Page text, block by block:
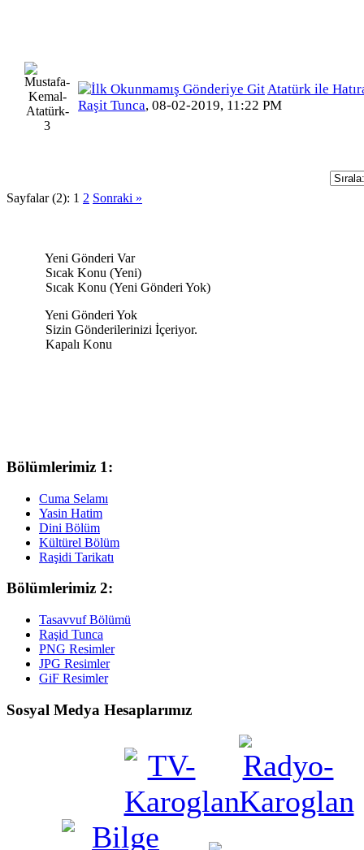
Atatürk ile
Raşit Tunca, 08-02-2019, 11:22 PM
Sayfalar (2): 1 2 Sonraki »
Yeni Gönderi Var
Sıcak Konu (Yeni)
Sıcak Konu (Yeni Gönderi Yok)
Yeni Gönderi Yok
Sizin Gönderilerinizi İçeriyor.
Kapalı Konu
Bölümlerimiz 1:
Cuma Selamı
Yasin Hatim
Dini Bölüm
Kültürel Bölüm
Raşidi Tarikatı
Bölümlerimiz 2:
Tasavvuf Bölümü
Raşid Tunca
PNG Resimler
JPG Resimler
GiF Resimler
Sosyal Medya Hesaplarımız